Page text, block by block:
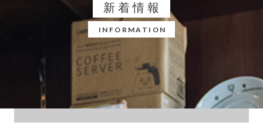
新着情報
INFORMATION